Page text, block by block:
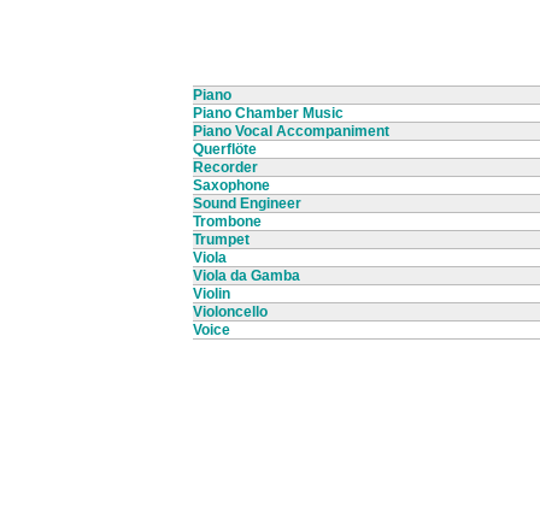
Piano
Piano Chamber Music
Piano Vocal Accompaniment
Querflöte
Recorder
Saxophone
Sound Engineer
Trombone
Trumpet
Viola
Viola da Gamba
Violin
Violoncello
Voice